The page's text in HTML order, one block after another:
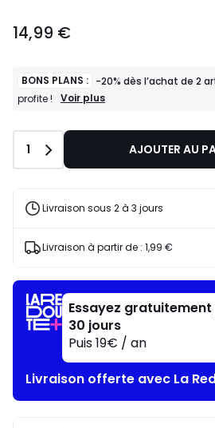
€.
14,99 €
BONS PLANS : -20% dès l’achat de 2
profite !
BONS
-20%
l’achat
articles
J'en
Voir plus
Quantité
1 AJOUTER AU
Livraison sous 2 à 3 jours
Livraison à partir de : 1,99 €
Essayez
30 jours
Puis 19€ / an
Livraison offerte avec La